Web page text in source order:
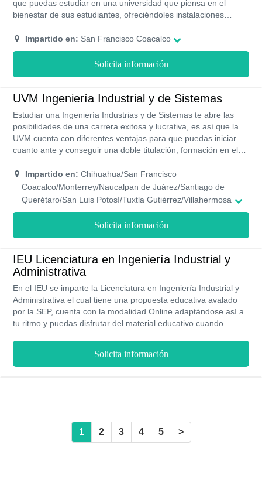
virtual cuentas con todas las herramientas digitales que
necesitas para realizar tus actividades como exámenes talleres
que puedas estudiar en una universidad que piensa en el
bienestar de sus estudiantes, ofreciéndoles instalaciones
laboratorios con todas las herramientas necesarias para el
estudio de las distintas asignaturas.
Impartido en: San Francisco Coacalco
Solicita información
UVM Ingeniería Industrial y de Sistemas
Estudiar una Ingeniería Industrias y de Sistemas te abre las
posibilidades de una carrera exitosa y lucrativa, es así que la
UVM cuenta con diferentes ventajas para que puedas iniciar
cuanto ante y conseguir una doble titulación, formación en el
más actuales y modernos, programas académicos de las
mejores universidades del mundo y con reconocimiento oficial
por la SEP, sin contar su programa de ayuda económica.
Impartido en: Chihuahua/San Francisco
Coacalco/Monterrey/Naucalpan de Juárez/Santiago de
Querétaro/San Luis Potosí/Tuxtla Gutiérrez/Villahermosa
Solicita información
IEU Licenciatura en Ingeniería Industrial y
Administrativa
En el IEU se imparte la Licenciatura en Ingeniería Industrial y
Administrativa el cual tiene una propuesta educativa avalado
por la SEP, cuenta con la modalidad Online adaptándose así a
tu ritmo y puedas disfrutar del material educativo cuando
Solicita información
1 2 3 4 5 >